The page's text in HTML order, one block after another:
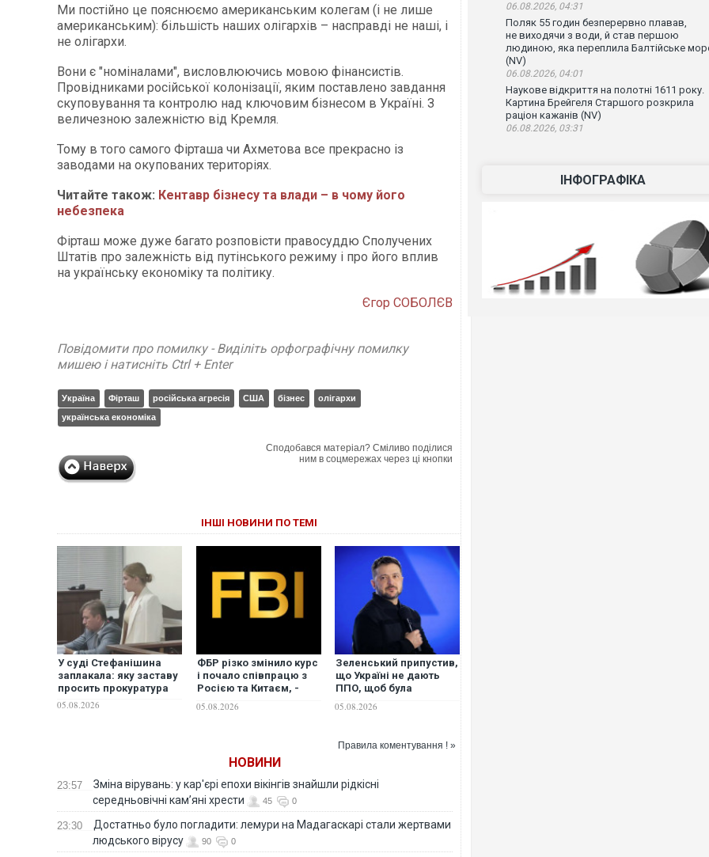
Ми постійно це пояснюємо американським колегам (і не лише
американським): більшість наших олігархів – насправді не наші, і
не олігархи.
Вони є "номіналами", висловлюючись мовою фінансистів.
Провідниками російської колонізації, яким поставлено завдання
скуповування та контролю над ключовим бізнесом в Україні. З
величезною залежністю від Кремля.
Тому в того самого Фірташа чи Ахметова все прекрасно із
заводами на окупованих територіях.
Читайте також: Кентавр бізнесу та влади – в чому його
небезпека
Фірташ може дуже багато розповісти правосуддю Сполучених
Штатів про залежність від путінського режиму і про його вплив
на українську економіку та політику.
Єгор СОБОЛЄВ
Повідомити про помилку - Виділіть орфографічну помилку
мишею і натисніть Ctrl + Enter
Україна Фірташ російська агресія США бізнес
олігархи
українська економіка
Сподобався матеріал? Сміливо поділися
ним в соцмережах через ці кнопки
ІНШІ НОВИНИ ПО ТЕМІ
У суді Стефанішина
заплакала: яку заставу
просить прокуратура
05.08.2026
ФБР різко змінило курс
і почало співпрацю з
Росією та Китаєм, -
05.08.2026
Зеленський припустив,
що Україні не дають
ППО, щоб була
05.08.2026
Правила коментування ! »
НОВИНИ
23:57
Зміна вірувань: у кар'єрі епохи вікінгів знайшли рідкісні
середньовічні кам’яні хрести
45 0
23:30
Достатньо було погладити: лемури на Мадагаскарі стали жертвами
людського вірусу
90 0
06.08.2026, 04:31
Поляк 55 годин безперервно плавав,
не виходячи з води, й став першою
людиною, яка переплила Балтійське
(NV)
06.08.2026, 04:01
Наукове відкриття на полотні 1611 року.
Картина Брейгеля Старшого розкрила
раціон кажанів (NV)
06.08.2026, 03:31
ІНФОГРАФІКА
Українські надзвичайники
під час ліквідації масштабної